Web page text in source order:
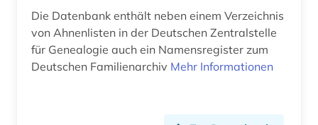
bevölkerungsentwicklung (2)
bevölkerungsstatistik (3)
Die Datenbank enthält neben einem Verzeichnis
von Ahnenlisten in der Deutschen Zentralstelle
für Genealogie auch ein Namensregister zum
Deutschen Familienarchiv Mehr Informationen